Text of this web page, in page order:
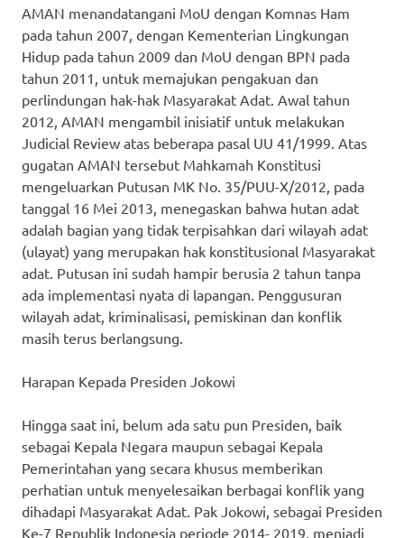
AMAN menandatangani MoU dengan Komnas Ham
pada tahun 2007, dengan Kementerian Lingkungan
Hidup pada tahun 2009 dan MoU dengan BPN pada
tahun 2011, untuk memajukan pengakuan dan
perlindungan hak-hak Masyarakat Adat. Awal tahun
2012, AMAN mengambil inisiatif untuk melakukan
Judicial Review atas beberapa pasal UU 41/1999. Atas
gugatan AMAN tersebut Mahkamah Konstitusi
mengeluarkan Putusan MK No. 35/PUU-X/2012, pada
tanggal 16 Mei 2013, menegaskan bahwa hutan adat
adalah bagian yang tidak terpisahkan dari wilayah adat
(ulayat) yang merupakan hak konstitusional Masyarakat
adat. Putusan ini sudah hampir berusia 2 tahun tanpa
ada implementasi nyata di lapangan. Penggusuran
wilayah adat, kriminalisasi, pemiskinan dan konflik
masih terus berlangsung.
Harapan Kepada Presiden Jokowi
Hingga saat ini, belum ada satu pun Presiden, baik
sebagai Kepala Negara maupun sebagai Kepala
Pemerintahan yang secara khusus memberikan
perhatian untuk menyelesaikan berbagai konflik yang
dihadapi Masyarakat Adat. Pak Jokowi, sebagai Presiden
Ke-7 Republik Indonesia periode 2014- 2019, menjadi